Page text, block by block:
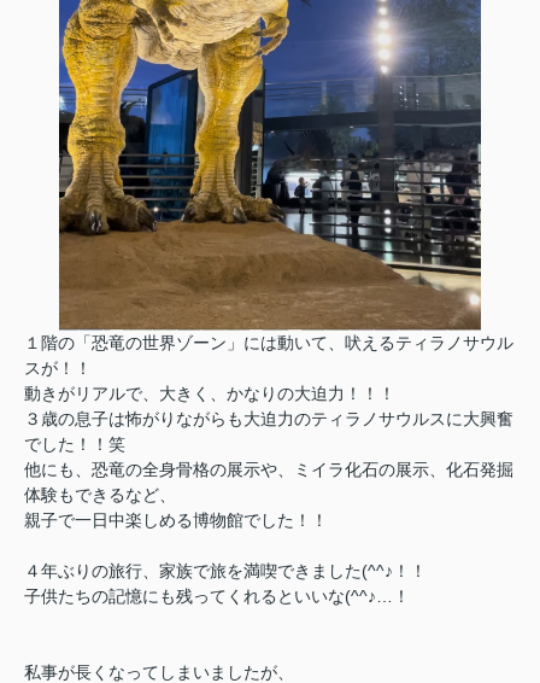
１階の「恐竜の世界ゾーン」には動いて、吠えるティラノサウル
スが！！
動きがリアルで、大きく、かなりの大迫力！！！
３歳の息子は怖がりながらも大迫力のティラノサウルスに大興奮
でした！！笑
他にも、恐竜の全身骨格の展示や、ミイラ化石の展示、化石発掘
体験もできるなど、
親子で一日中楽しめる博物館でした！！
４年ぶりの旅行、家族で旅を満喫できました(^^♪！！
子供たちの記憶にも残ってくれるといいな(^^♪…！
私事が長くなってしまいましたが、